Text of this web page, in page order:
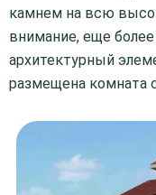
камнем на всю
внимание, еще
архитектурный
размещена комната